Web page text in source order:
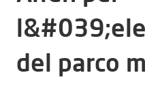
del parco